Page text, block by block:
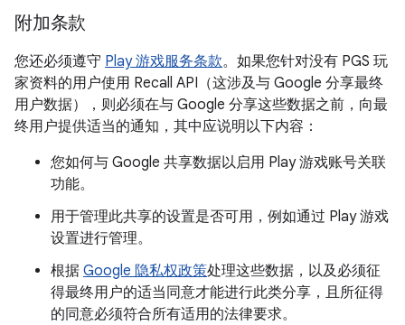
附加条款
您还必须遵守 Play 游戏服务条款。如果您针对没有 PGS 玩
家资料的用户使用 Recall API（这涉及与 Google 分享最终
用户数据），则必须在与 Google 分享这些数据之前，向最
终用户提供适当的通知，其中应说明以下内容：
您如何与 Google 共享数据以启用 Play 游戏账号关联
功能。
用于管理此共享的设置是否可用，例如通过 Play 游戏
设置进行管理。
根据 Google 隐私权政策处理这些数据，以及必须征
得最终用户的适当同意才能进行此类分享，且所征得
的同意必须符合所有适用的法律要求。